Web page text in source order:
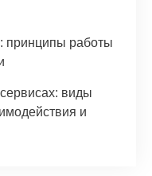
принципы работы
виды
и